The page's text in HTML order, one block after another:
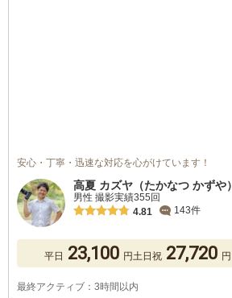
安心・丁寧・迅速な対応を心がけています！
高夏 カズヤ（たかなつ かずや）
男性 撮影実績355回
4.81
143件
平日 23,100 円土日祝 27,720 円
最終アクティブ：3時間以内